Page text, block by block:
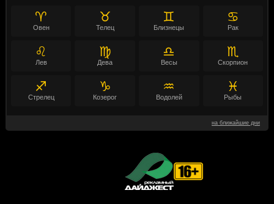
♈
Овен
♉
Телец
♊
Близнецы
♋
Рак
♌
Лев
♍
Дева
♎
Весы
♏
Скорпион
♐
Стрелец
♑
Козерог
♒
Водолей
♓
Рыбы
на ближайшие дни